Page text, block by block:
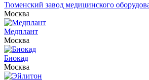
Тюменский завод медицинского
Москва
Медплант
Москва
Биокад
Москва